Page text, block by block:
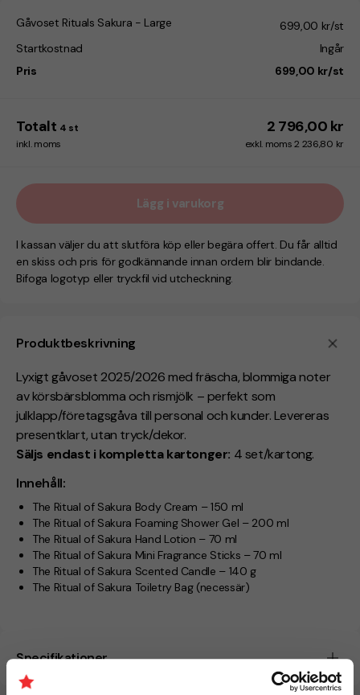
Produktbeskrivning
Lyxigt gåvoset 2025/2026 med fräscha, blommiga noter
av körsbärsblomma och rismjölk – perfekt som
julklapp/företagsgåva till personal och kunder. Levereras
presentklart, utan tryck/dekor.
Säljs endast i kompletta kartonger: 4 set/kartong.
Innehåll:
The Ritual of Sakura Body Cream – 150 ml
The Ritual of Sakura Foaming Shower Gel – 200 ml
The Ritual of Sakura Hand Lotion – 70 ml
The Ritual of Sakura Mini Fragrance Sticks – 70 ml
The Ritual of Sakura Scented Candle – 140 g
The Ritual of Sakura Toiletry Bag (necessär)
Specifikationer
Gåvoset Rituals Sakura - Large
699,00 kr/st
Startkostnad
Ingår
Pris
699,00 kr/st
Totalt 4 st 2 796,00 kr
inkl. moms exkl. moms 2 236,80 kr
Lägg i varukorg
I kassan väljer du att slutföra köp eller begära offert. Du får alltid
en skiss och pris för godkännande innan ordern blir bindande.
Bifoga logotyp eller tryckfil vid utcheckning.